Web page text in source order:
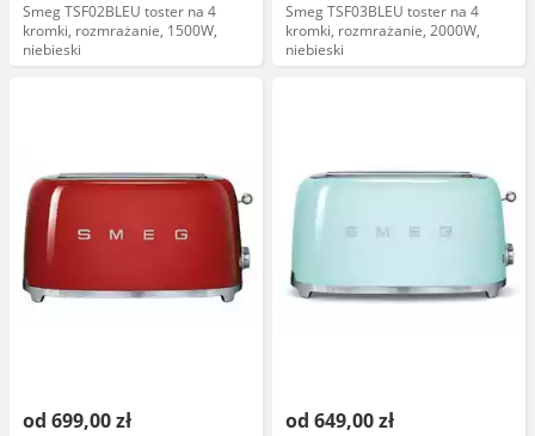
Smeg TSF02BLEU toster na 4
kromki, rozmrażanie, 1500W,
niebieski
Smeg TSF03BLEU toster na 4
kromki, rozmrażanie, 2000W,
niebieski
od 699,00 zł od 649,00 zł